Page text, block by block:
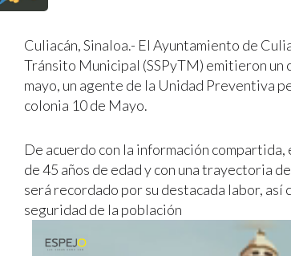
Culiacán, Sinaloa.- El Ayuntamiento de
Tránsito Municipal (SSPyTM) emitieron un
mayo, un agente de la Unidad Preventiva
colonia 10 de Mayo.
De acuerdo con la información
de 45 años de edad y con una trayectoria
será recordado por su destacada labor, así
seguridad de la población